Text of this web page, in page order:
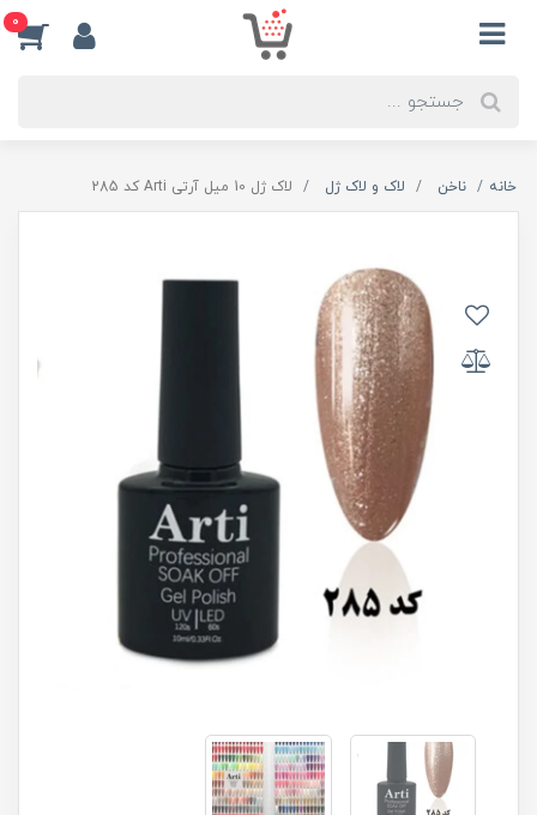
0
خانه ناخن لاک و لاک ژل لاک ژل 10 میل آرتی Arti کد 285